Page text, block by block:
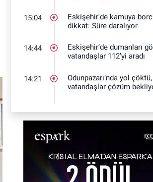
15:04
Eskişehir'de kamuya
dikkat: Süre daralıyor
14:44
Eskişehir’de dumanları
vatandaşlar 112’yi aradı
14:21
Odunpazarı’nda yol çöktü,
vatandaşlar çözüm